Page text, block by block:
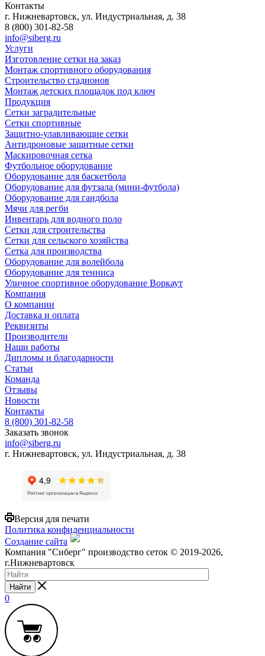
Контакты
г. Нижневартовск, ул. Индустриальная, д. 38
8 (800) 301-82-58
info@siberg.ru
Услуги
Изготовление сетки на заказ
Монтаж спортивного оборудования
Строительство стадионов
Монтаж детских площадок под ключ
Продукция
Сетки заградительные
Сетки спортивные
Защитно-улавливающие сетки
Антидроновые защитные сетки
Маскировочная сетка
Футбольное оборудование
Оборудование для баскетбола
Оборудование для футзала (мини-футбола)
Оборудование для гандбола
Мячи для регби
Инвентарь для водного поло
Сетки для строительства
Сетки для сельского хозяйства
Сетка для производства
Оборудование для волейбола
Оборудование для тенниса
Уличное спортивное оборудование Воркаут
Компания
О компании
Доставка и оплата
Реквизиты
Производители
Наши работы
Дипломы и благодарности
Статьи
Команда
Отзывы
Новости
Контакты
8 (800) 301-82-58
Заказать звонок
info@siberg.ru
г. Нижневартовск, ул. Индустриальная, д. 38
Версия для печати
Политика конфиденциальности
Создание сайта
Компания "Сиберг" производство сеток © 2019-2026,
г.Нижневартовск
Найти
0